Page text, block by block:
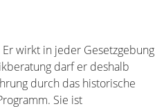
wirkt in jeder Gesetzgebung
darf er deshalb
durch das historische
Sie ist